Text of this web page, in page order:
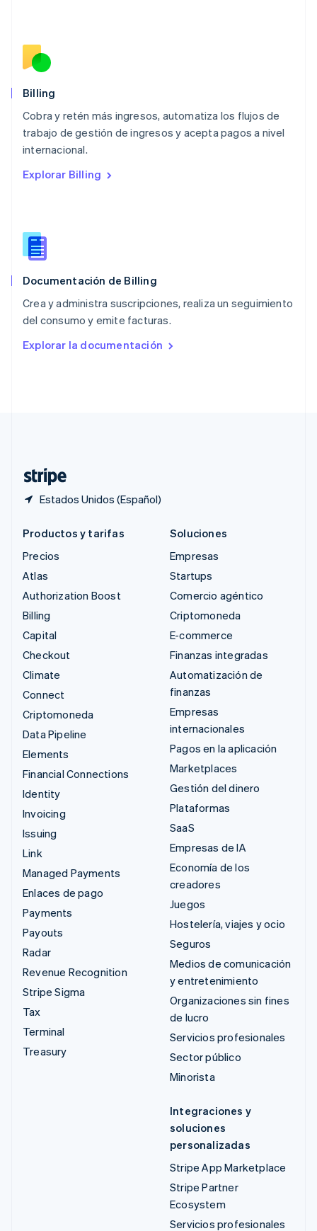
Billing
Cobra y retén más ingresos, automatiza los flujos de
trabajo de gestión de ingresos y acepta pagos a nivel
internacional.
Explorar Billing
Documentación de Billing
Crea y administra suscripciones, realiza un seguimiento
del consumo y emite facturas.
Explorar la documentación
Estados Unidos (Español)
English
México
Español
English
Nueva Zelandia
English
NederlandsEnglish
Português
RAE de Hong Kong, China
Reino Unido
República Checa
English
English
Productos y tarifas
Precios
Atlas
Authorization Boost
Billing
Capital
Checkout
Climate
Connect
Criptomoneda
Data Pipeline
Elements
Financial Connections
Identity
Invoicing
Issuing
Link
Managed Payments
Enlaces de pago
Payments
Payouts
Radar
Revenue Recognition
Stripe Sigma
Tax
Terminal
Treasury
Soluciones
Empresas
Startups
Comercio agéntico
Criptomoneda
E-commerce
Finanzas integradas
Automatización de
finanzas
Empresas
internacionales
Pagos en la aplicación
Marketplaces
Gestión del dinero
Plataformas
SaaS
Empresas de IA
Economía de los
creadores
Juegos
Hostelería, viajes y ocio
Seguros
Medios de comunicación
y entretenimiento
Organizaciones sin fines
de lucro
Servicios profesionales
Sector público
Minorista
Integraciones y
soluciones
personalizadas
Stripe App Marketplace
Stripe Partner
Ecosystem
Servicios profesionales